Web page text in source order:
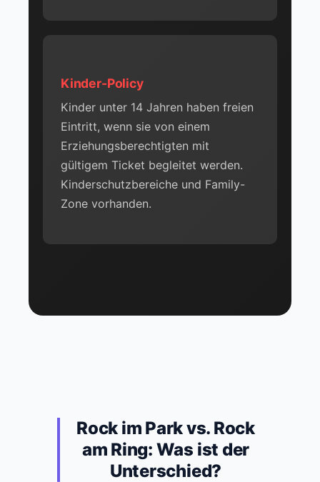
Kinder-Policy
Kinder unter 14 Jahren haben freien
Eintritt, wenn sie von einem
Erziehungsberechtigten mit
gültigem Ticket begleitet werden.
Kinderschutzbereiche und Family-
Zone vorhanden.
Rock im Park vs. Rock
am Ring: Was ist der
Unterschied?